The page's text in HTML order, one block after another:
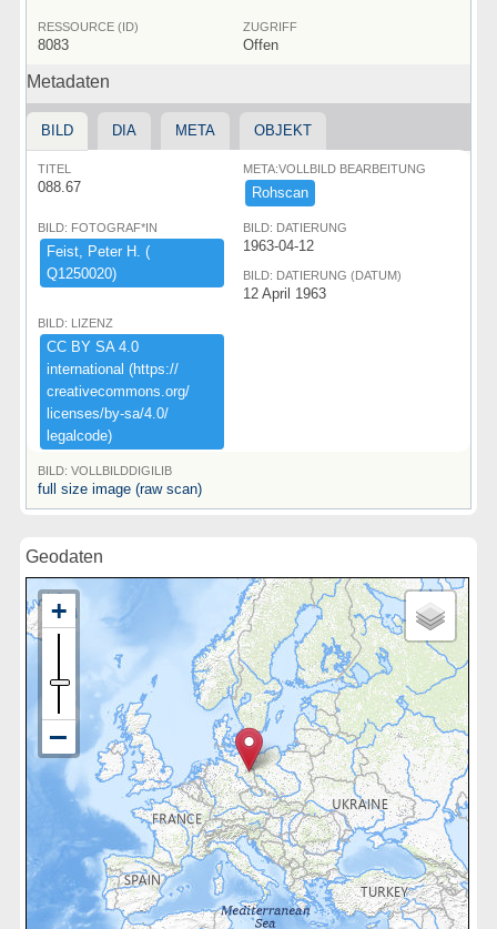
RESSOURCE (ID)
8083
ZUGRIFF
Offen
Metadaten
BILD DIA META OBJEKT
TITEL
088.67
META:VOLLBILD BEARBEITUNG
Rohscan
BILD: FOTOGRAF*IN
Feist,​ ​Peter ​H.​ ​(​
Q1250020)​
BILD: DATIERUNG
1963-04-12
BILD: DATIERUNG (DATUM)
12 April 1963
BILD: LIZENZ
CC ​BY ​SA ​4.​0 ​
international ​(​https:​/​/​
creativecommons.​org/​
licenses/​by-​sa/​4.​0/​
legalcode)​
BILD: VOLLBILDDIGILIB
full size image (raw scan)
Geodaten